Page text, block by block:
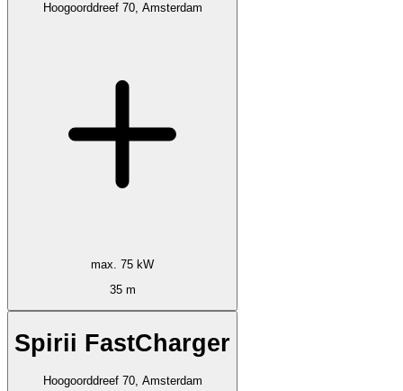
Hoogoorddreef 70, Amsterdam
max. 75 kW
35 m
Spirii FastCharger
Hoogoorddreef 70, Amsterdam